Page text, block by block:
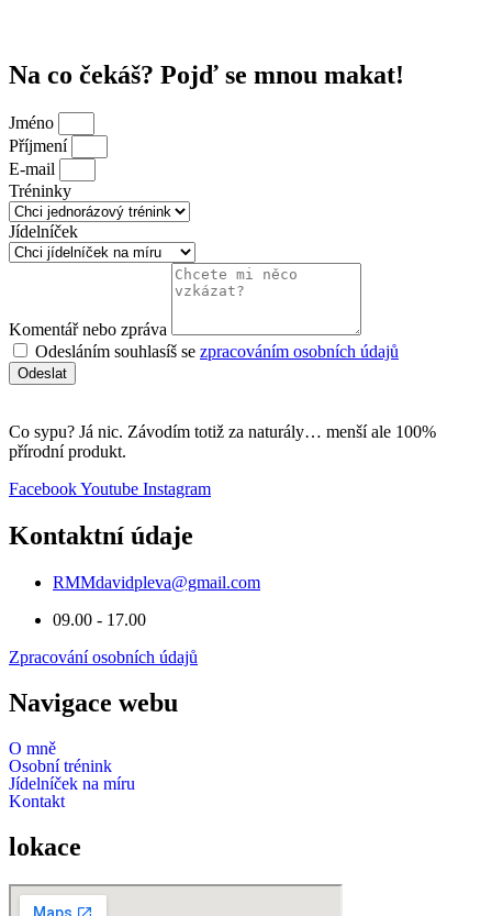
Na co čekáš? Pojď se mnou makat!
Jméno
Příjmení
E-mail
Tréninky
Jídelníček
Komentář nebo zpráva
Odesláním souhlasíš se zpracováním osobních údajů
Odeslat
Co sypu? Já nic. Závodím totiž za naturály… menší ale 100%
přírodní produkt.
FacebookYoutube Instagram
Kontaktní údaje
RMMdavidpleva@gmail.com
09.00 - 17.00
Zpracování osobních údajů
Navigace webu
O mně
Osobní trénink
Jídelníček na míru
Kontakt
lokace